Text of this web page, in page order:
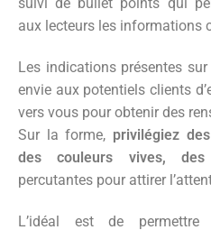
suivi de bullet points qui
aux lecteurs les informations
Les indications présentes
envie aux potentiels clients
vers vous pour obtenir des
Sur la forme, privilégiez
des couleurs vives, des
percutantes pour attirer
L’idéal est de permettre